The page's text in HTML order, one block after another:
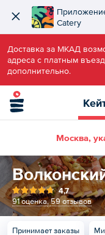
Catery
Доставка за МКАД
адреса с платным
дополнительно.
Москва,
4,7
91 оценка,59 отзывов
Принимает заказы